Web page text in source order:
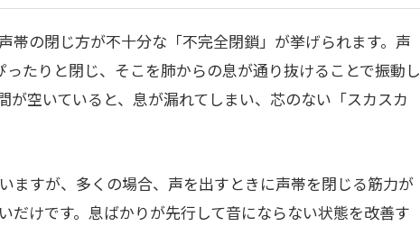
帯の閉じ方が不十分な「不完全閉鎖」が挙げられます。声
たりと閉じ、そこを肺からの息が通り抜けることで振動し
が空いていると、息が漏れてしまい、芯のない「スカスカ
ますが、多くの場合、声を出すときに声帯を閉じる筋力が
だけです。息ばかりが先行して音にならない状態を改善す